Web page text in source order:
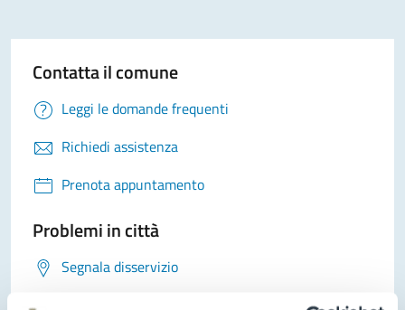
Contatta il comune
Leggi le domande frequenti
Richiedi assistenza
Prenota appuntamento
Problemi in città
Segnala disservizio